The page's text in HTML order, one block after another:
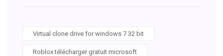
Virtual clone drive for windows 7 32 bit
Roblox télécharger gratuit microsoft